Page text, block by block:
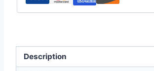
Description